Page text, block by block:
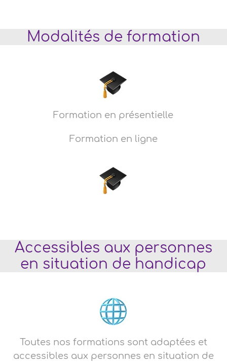
Modalités de formation
Formation en présentielle
Formation en ligne
Accessibles aux personnes
en situation de handicap
Toutes nos formations sont adaptées et
accessibles aux personnes en situation de